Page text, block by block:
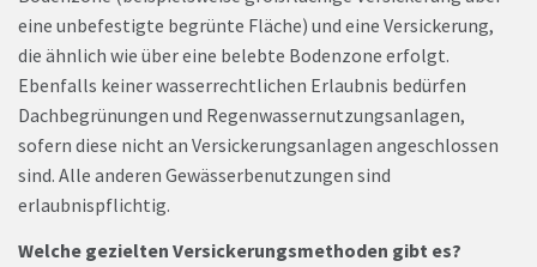
eine unbefestigte begrünte Fläche) und eine Versickerung,
die ähnlich wie über eine belebte Bodenzone erfolgt.
Ebenfalls keiner wasserrechtlichen Erlaubnis bedürfen
Dachbegrünungen und Regenwassernutzungsanlagen,
sofern diese nicht an Versickerungsanlagen angeschlossen
sind. Alle anderen Gewässerbenutzungen sind
erlaubnispflichtig.
Welche gezielten Versickerungsmethoden gibt es?